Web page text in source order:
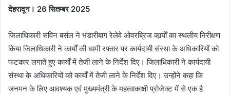
देहरादून। 26 सितम्बर 2025
जिलाधिकारी सविन बसंल ने भंडारीबाग रेलेवे ओवरब्रिज कार्र्याें का स्थलीय निरीक्षण
किया जिलाधिकारी ने कार्यों की धामी रफ्तार पर कार्यदायी संस्था के अधिकारियों को
फटकार लगाते हुए कार्यों में तेजी लाने के निर्देश दिए। जिलाधिकारी ने कार्यदायी
संस्था के अधिकारियों को कार्यों में तेजी लाने के निर्देश दिए। उन्होंने कहा कि
जनमन के लिए आवश्यक एवं मुख्यमंत्री के महत्वाकाक्षी प्रोजेक्ट में से एक है